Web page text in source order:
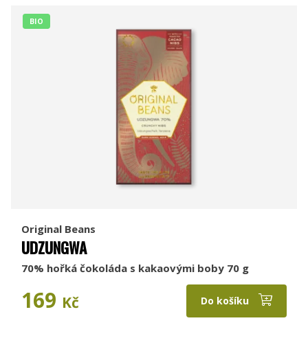
BIO
Original Beans
UDZUNGWA
70% hořká čokoláda s kakaovými boby 70 g
169 Kč Do košíku